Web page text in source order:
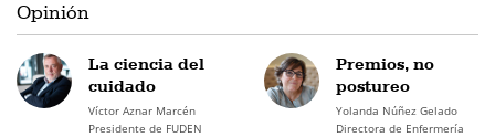
Opinión
La ciencia del
cuidado
Víctor Aznar Marcén
Presidente de FUDEN
Premios, no
postureo
Yolanda Núñez Gelado
Directora de Enfermería